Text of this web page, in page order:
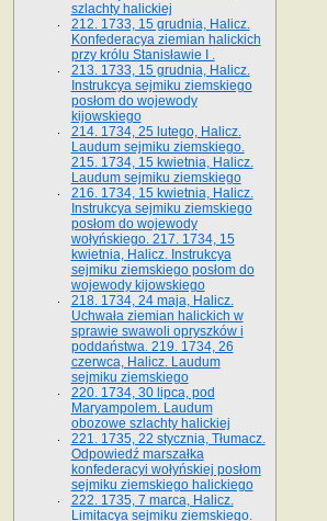
szlachty halickiej
212. 1733, 15 grudnia, Halicz.
Konfederacya ziemian halickich
przy królu Stanisławie I .
213. 1733, 15 grudnia, Halicz.
Instrukcya sejmiku ziemskiego
posłom do wojewody
kijowskiego
214. 1734, 25 lutego, Halicz.
Laudum sejmiku ziemskiego.
215. 1734, 15 kwietnia, Halicz.
Laudum sejmiku ziemskiego
216. 1734, 15 kwietnia, Halicz.
Instrukcya sejmiku ziemskiego
posłom do wojewody
wołyńskiego. 217. 1734, 15
kwietnia, Halicz. Instrukcya
sejmiku ziemskiego posłom do
wojewody kijowskiego
218. 1734, 24 maja, Halicz.
Uchwała ziemian halickich w
sprawie swawoli opryszków i
poddaństwa. 219. 1734, 26
czerwca, Halicz. Laudum
sejmiku ziemskiego
220. 1734, 30 lipca, pod
Maryampolem. Laudum
obozowe szlachty halickiej
221. 1735, 22 stycznia, Tłumacz.
Odpowiedź marszałka
konfederacyi wołyńskiej posłom
sejmiku ziemskiego halickiego
222. 1735, 7 marca, Halicz.
Limitacya sejmiku ziemskiego.